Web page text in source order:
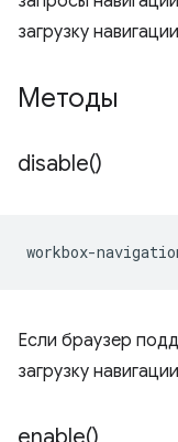
загрузку
Методы
disable()
workbox-
Если браузер
загрузку